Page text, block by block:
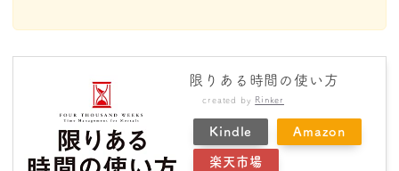
限りある時間の使い方
created by Rinker
Kindle Amazon
楽天市場